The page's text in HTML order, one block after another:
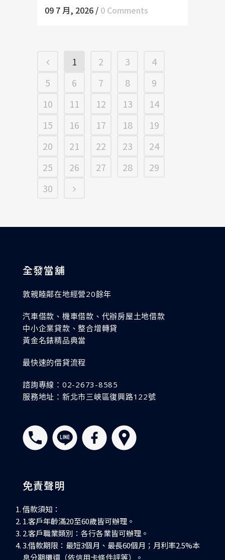
09 7 月, 2026 / 0 Comments
1 2 3
4
5
6 7 8
9
10
11 12 13
14
15
16 17 18
19
20
21 22 23
24
25
26 27 28
29
30
全發當舖
敦親睦鄰在地經營20餘年
汽車借款、機車借款、代辦房屋土地借款
中小企業貸款、整合增轉貸
黃金名錶精品典當
最快速的借貸流程
諮詢專線：02-2673-8585
服務地址：新北市三峽區復興路122號
免責聲明
借款須知：
1.客戶年齡滿20至60歲皆可辦理。
2.客戶職業類別：各行各業皆可辦理。
3.借款期限：最短3個月、最長60個月；月利率2.5%本
息分期攤還（依信用卡條件評等）。